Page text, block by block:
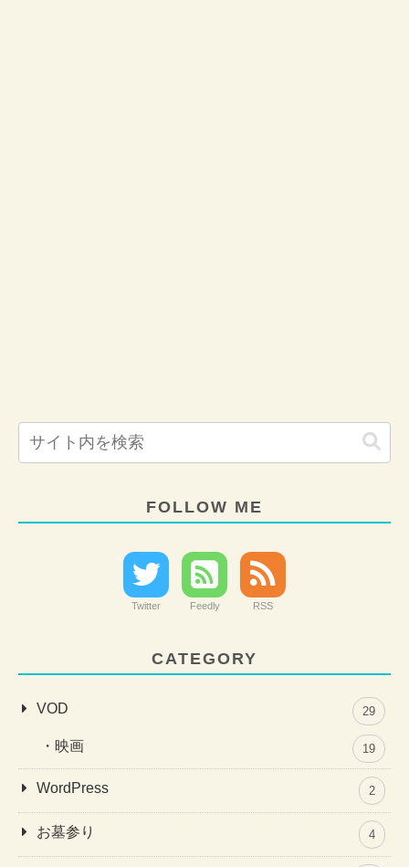
FOLLOW ME
Twitter Feedly RSS
CATEGORY
VOD 29
映画 19
WordPress 2
お墓参り 4